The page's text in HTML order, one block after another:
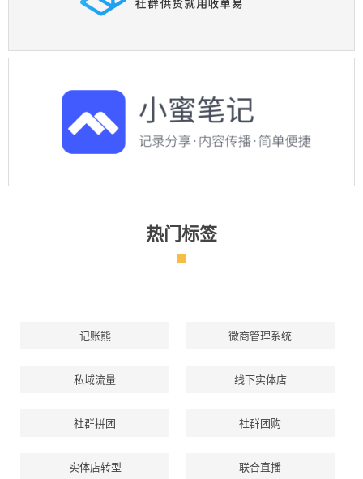
热门标签
记账熊 微商管理系统
私域流量 线下实体店
社群拼团 社群团购
实体店转型 联合直播